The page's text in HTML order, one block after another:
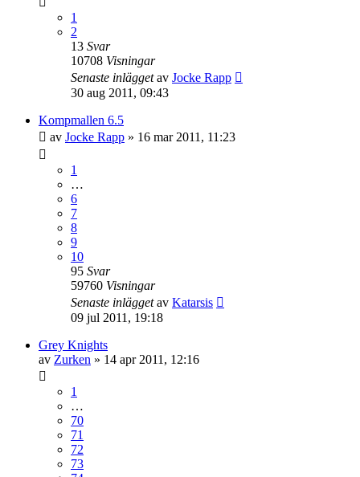
1
2
13 Svar
10708 Visningar
Senaste inläggetav Jocke Rapp
30 aug 2011, 09:43
Kompmallen 6.5
av Jocke Rapp » 16 mar 2011, 11:23
1
…
6
7
8
9
10
95 Svar
59760 Visningar
Senaste inläggetav Katarsis
09 jul 2011, 19:18
Grey Knights
av Zurken » 14 apr 2011, 12:16
1
…
70
71
72
73